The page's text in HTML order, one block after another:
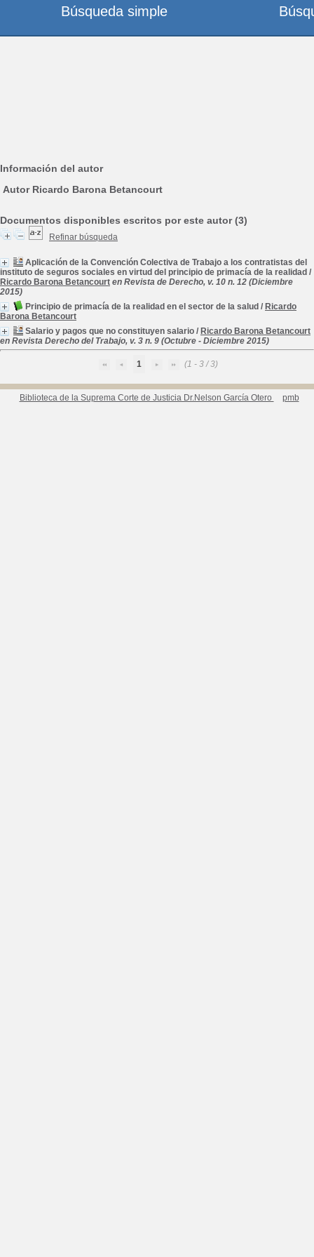
Información del autor
Autor Ricardo Barona Betancourt
Documentos disponibles escritos por este autor (3)
Refinar búsqueda
Aplicación de la Convención Colectiva de Trabajo a los contratistas del
instituto de seguros sociales en virtud del principio de primacía de la realidad /
Ricardo Barona Betancourt en Revista de Derecho, v. 10 n. 12 (Diciembre
2015)
Principio de primacía de la realidad en el sector de la salud / Ricardo
Barona Betancourt
Salario y pagos que no constituyen salario / Ricardo Barona Betancourt
en Revista Derecho del Trabajo, v. 3 n. 9 (Octubre - Diciembre 2015)
1 (1 - 3 / 3)
Biblioteca de la Suprema Corte de Justicia Dr.Nelson García Otero pmb
Búsqueda simple